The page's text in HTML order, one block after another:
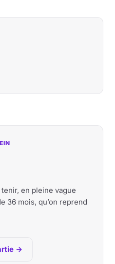
:
en pleine vague
36 mois, qu’on reprend
→